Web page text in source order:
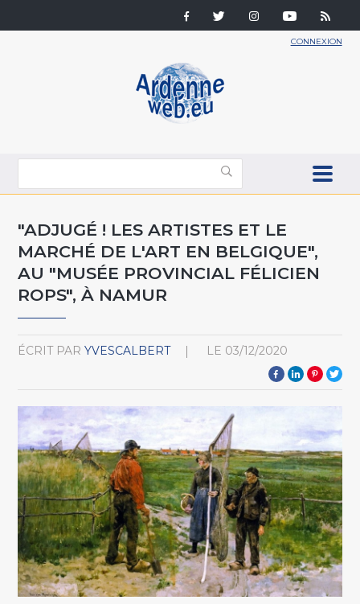
CONNEXION
"ADJUGÉ ! LES ARTISTES ET LE
MARCHÉ DE L'ART EN BELGIQUE",
AU "MUSÉE PROVINCIAL FÉLICIEN
ROPS", À NAMUR
ÉCRIT PAR YVESCALBERT LE 03/12/2020